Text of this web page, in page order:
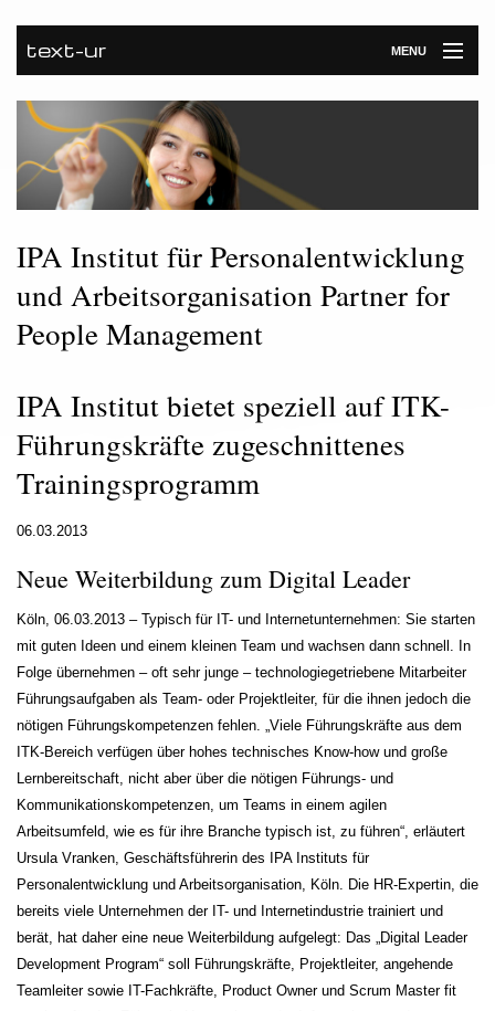
text-ur MENU
Startseite
Leistungen
Unternehmen
Referenzen
Kontakt
Newsroom
IPA Institut für Personalentwicklung
und Arbeitsorganisation Partner for
People Management
IPA Institut bietet speziell auf ITK-
Führungskräfte zugeschnittenes
Trainingsprogramm
06.03.2013
Neue Weiterbildung zum Digital Leader
Köln, 06.03.2013 – Typisch für IT- und Internetunternehmen: Sie starten
mit guten Ideen und einem kleinen Team und wachsen dann schnell. In
Folge übernehmen – oft sehr junge – technologiegetriebene Mitarbeiter
Führungsaufgaben als Team- oder Projektleiter, für die ihnen jedoch die
nötigen Führungskompetenzen fehlen. „Viele Führungskräfte aus dem
ITK-Bereich verfügen über hohes technisches Know-how und große
Lernbereitschaft, nicht aber über die nötigen Führungs- und
Kommunikationskompetenzen, um Teams in einem agilen
Arbeitsumfeld, wie es für ihre Branche typisch ist, zu führen“, erläutert
Ursula Vranken, Geschäftsführerin des IPA Instituts für
Personalentwicklung und Arbeitsorganisation, Köln. Die HR-Expertin, die
bereits viele Unternehmen der IT- und Internetindustrie trainiert und
berät, hat daher eine neue Weiterbildung aufgelegt: Das „Digital Leader
Development Program“ soll Führungskräfte, Projektleiter, angehende
Teamleiter sowie IT-Fachkräfte, Product Owner und Scrum Master fit